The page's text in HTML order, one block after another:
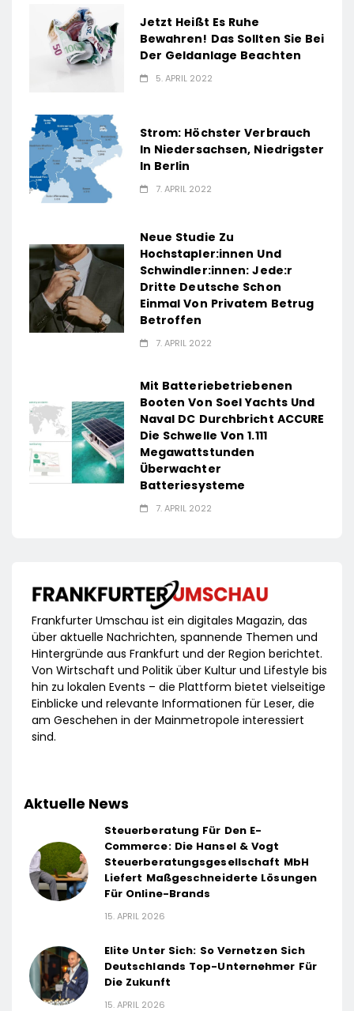
Jetzt Heißt Es Ruhe
Bewahren! Das Sollten Sie Bei
Der Geldanlage Beachten
5. APRIL 2022
Strom: Höchster Verbrauch
In Niedersachsen, Niedrigster
In Berlin
7. APRIL 2022
Neue Studie Zu
Hochstapler:innen Und
Schwindler:innen: Jede:r
Dritte Deutsche Schon
Einmal Von Privatem Betrug
Betroffen
7. APRIL 2022
Mit Batteriebetriebenen
Booten Von Soel Yachts Und
Naval DC Durchbricht ACCURE
Die Schwelle Von 1.111
Megawattstunden
Überwachter
Batteriesysteme
7. APRIL 2022
Frankfurter Umschau ist ein digitales Magazin, das
über aktuelle Nachrichten, spannende Themen und
Hintergründe aus Frankfurt und der Region berichtet.
Von Wirtschaft und Politik über Kultur und Lifestyle bis
hin zu lokalen Events – die Plattform bietet vielseitige
Einblicke und relevante Informationen für Leser, die
am Geschehen in der Mainmetropole interessiert
sind.
Aktuelle News
Steuerberatung Für Den E-
Commerce: Die Hansel & Vogt
Steuerberatungsgesellschaft MbH
Liefert Maßgeschneiderte Lösungen
Für Online-Brands
15. APRIL 2026
Elite Unter Sich: So Vernetzen Sich
Deutschlands Top-Unternehmer Für
Die Zukunft
15. APRIL 2026